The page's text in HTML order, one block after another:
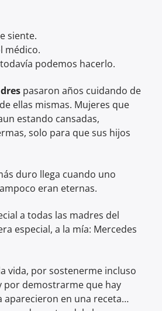
siente.
médico.
podemos hacerlo.
pasaron años cuidando de
ellas mismas. Mujeres que
estando cansadas,
solo para que sus hijos
duro llega cuando uno
eran eternas.
a todas las madres del
especial, a la mía: Mercedes
vida, por sostenerme incluso
por demostrarme que hay
aparecieron en una receta…